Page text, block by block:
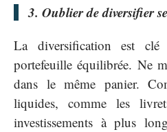
3. Oublier de diversifier
La diversification est
portefeuille équilibrée. Ne
dans le même panier.
liquides, comme les
investissements à plus